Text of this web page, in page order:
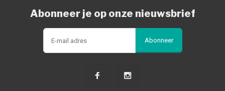
Abonneer je op onze nieuwsbrief
Abonneer